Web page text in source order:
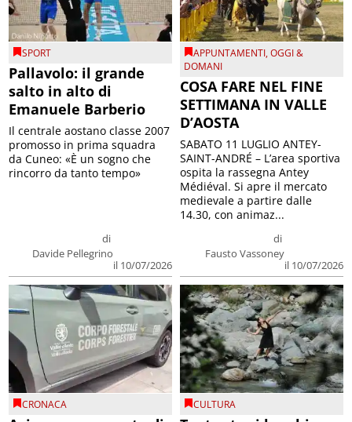
SPORT
Pallavolo: il grande
salto in alto di
Emanuele Barberio
di
Davide Pellegrino
il 10/07/2026
Il centrale aostano classe 2007
promosso in prima squadra
da Cuneo: «È un sogno che
rincorro da tanto tempo»
APPUNTAMENTI,OGGI &
DOMANI
COSA FARE NEL FINE
SETTIMANA IN VALLE
D’AOSTA
di
Fausto Vassoney
il 10/07/2026
SABATO 11 LUGLIO ANTEY-
SAINT-ANDRÉ – L’area sportiva
ospita la rassegna Antey
Médiéval. Si apre il mercato
medievale a partire dalle
14.30, con animaz...
CRONACA CULTURA